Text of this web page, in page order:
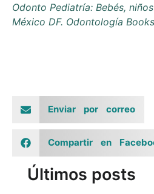
Odonto Pediatría: Bebés,
México DF. Odontología
Enviar por correo
Compartir en
Últimos posts